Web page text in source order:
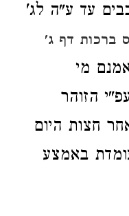
עד ע"ה לג'
ברכות דף ג'
מי
הזוהר
חצות היום
באמצע